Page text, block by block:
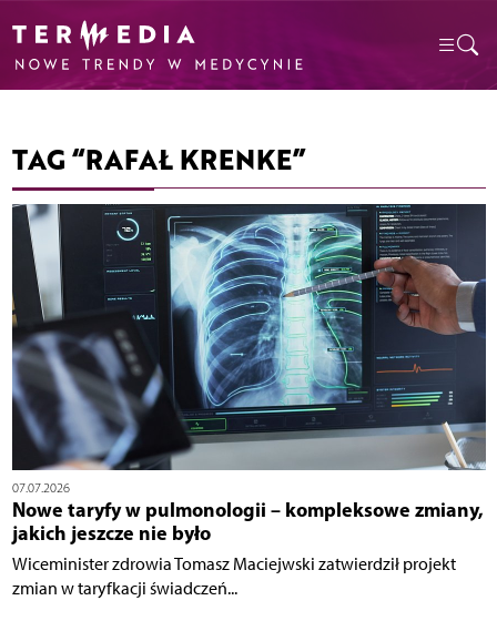
TAG “RAFAŁ KRENKE”
07.07.2026
Nowe taryfy w pulmonologii – kompleksowe zmiany,
jakich jeszcze nie było
Wiceminister zdrowia Tomasz Maciejwski zatwierdził projekt
zmian w taryfkacji świadczeń...